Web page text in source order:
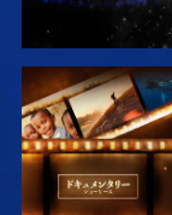
シリーズを探求